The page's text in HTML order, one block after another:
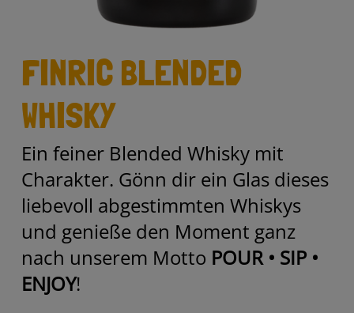
FINRIC BLENDED
WHISKY
Ein feiner Blended Whisky mit
Charakter. Gönn dir ein Glas dieses
liebevoll abgestimmten Whiskys
und genieße den Moment ganz
nach unserem Motto POUR • SIP •
ENJOY!